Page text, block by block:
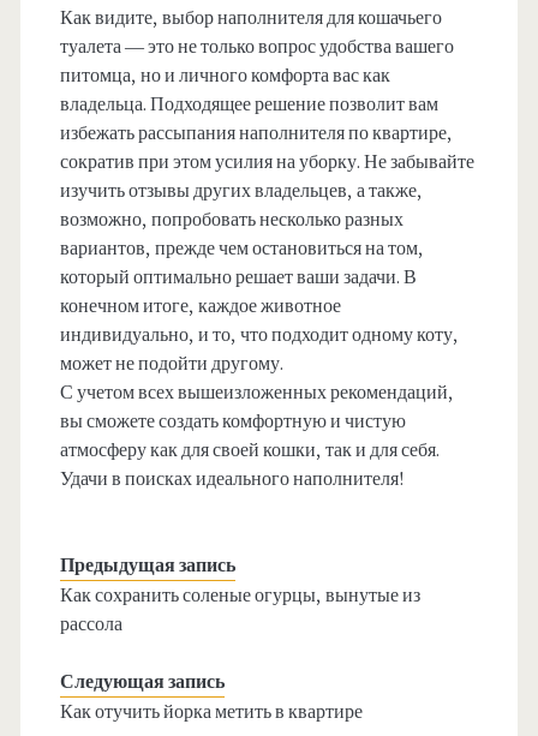
Как видите, выбор наполнителя для кошачьего
туалета — это не только вопрос удобства вашего
питомца, но и личного комфорта вас как
владельца. Подходящее решение позволит вам
избежать рассыпания наполнителя по квартире,
сократив при этом усилия на уборку. Не забывайте
изучить отзывы других владельцев, а также,
возможно, попробовать несколько разных
вариантов, прежде чем остановиться на том,
который оптимально решает ваши задачи. В
конечном итоге, каждое животное
индивидуально, и то, что подходит одному коту,
может не подойти другому.
С учетом всех вышеизложенных рекомендаций,
вы сможете создать комфортную и чистую
атмосферу как для своей кошки, так и для себя.
Удачи в поисках идеального наполнителя!
Предыдущая запись
Как сохранить соленые огурцы, вынутые из
рассола
Следующая запись
Как отучить йорка метить в квартире